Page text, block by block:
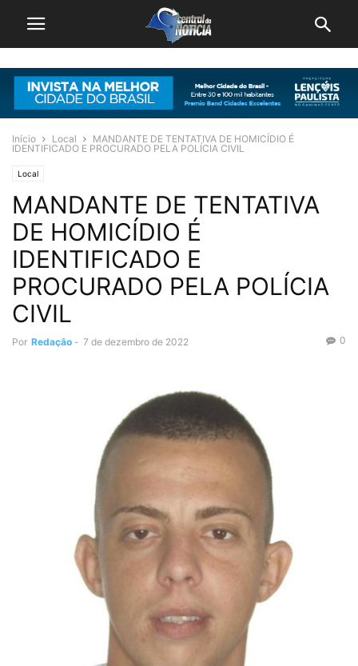
Início Local
MANDANTE DE TENTATIVA DE HOMICÍDIO É
IDENTIFICADO E PROCURADO PELA POLÍCIA CIVIL
Local
MANDANTE DE TENTATIVA
DE HOMICÍDIO É
IDENTIFICADO E
PROCURADO PELA POLÍCIA
CIVIL
Por Redação - 7 de dezembro de 2022 0